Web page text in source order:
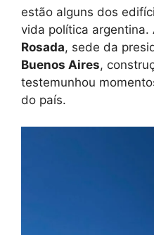
estão alguns dos
vida política argentina.
Rosada, sede da
Buenos Aires,
testemunhou
do país.